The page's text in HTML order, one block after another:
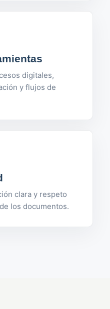
digitales,
y flujos de
clara y respeto
los documentos.